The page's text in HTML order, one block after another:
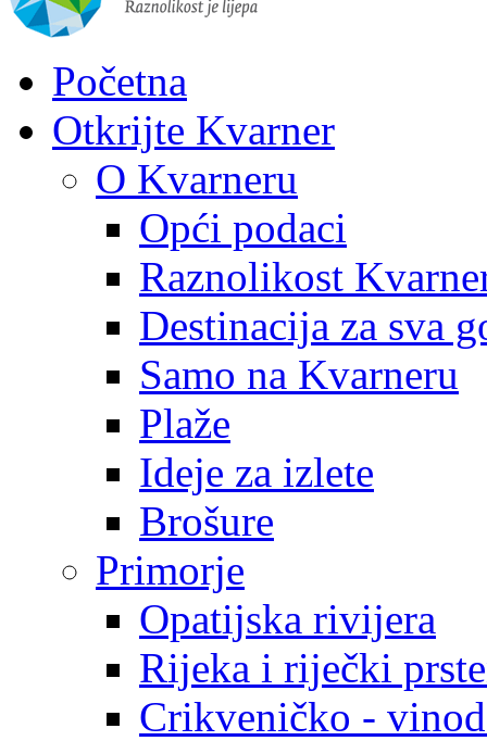
Početna
Otkrijte Kvarner
O Kvarneru
Opći podaci
Raznolikost
Destinacija za sva
Samo na Kvarneru
Plaže
Ideje za izlete
Brošure
Primorje
Opatijska rivijera
Rijeka i riječki
Crikveničko -